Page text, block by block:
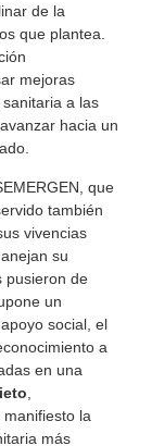
de la
que plantea.
mejoras
a las
hacia un
que
también
vivencias
su
pusieron de
un
social, el
a
en una
la
más